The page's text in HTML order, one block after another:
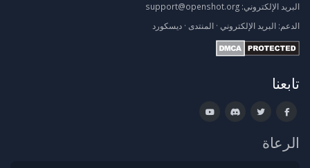
البريد الإلكتروني: support@openshot.org
الدعم: البريد الإلكتروني · المنتدى · ديسكورد
تابعنا
الرعاة